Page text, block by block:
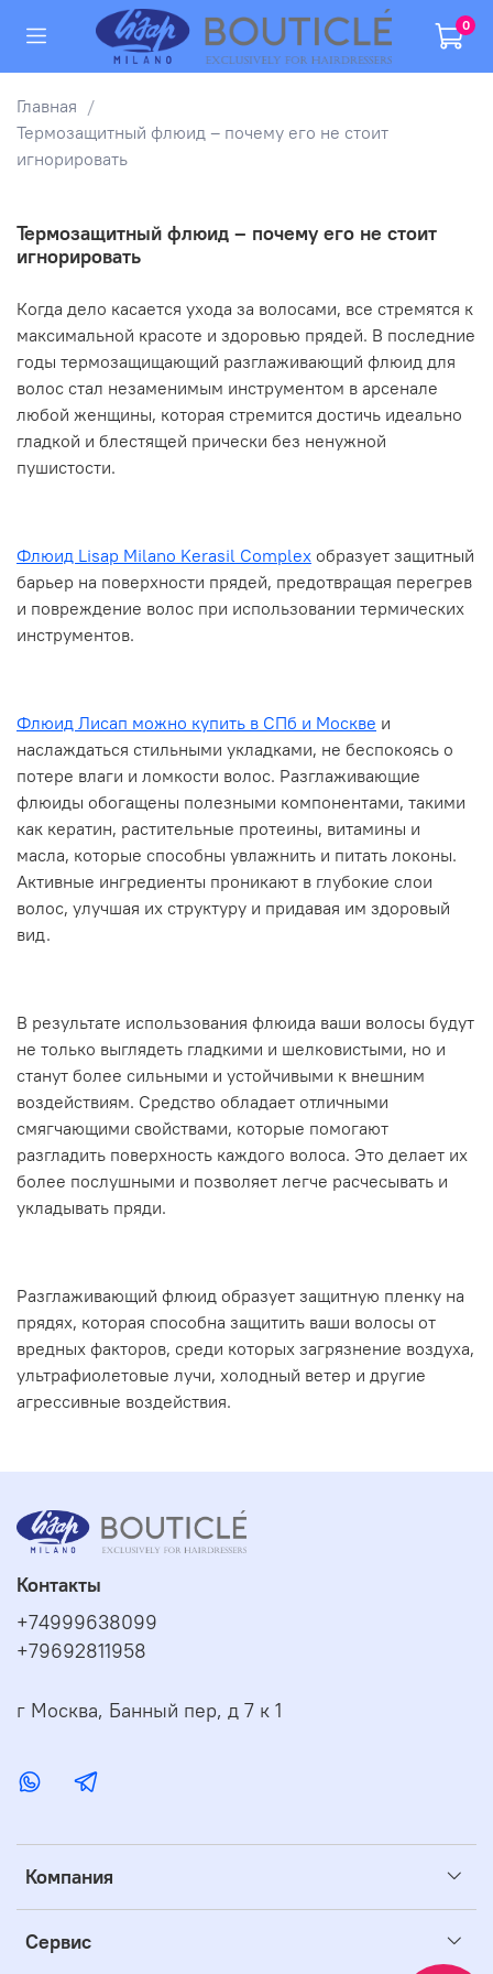
0
Главная
Термозащитный флюид – почему его не стоит
игнорировать
Термозащитный флюид – почему его не стоит
игнорировать
Когда дело касается ухода за волосами, все стремятся к
максимальной красоте и здоровью прядей. В последние
годы термозащищающий разглаживающий флюид для
волос стал незаменимым инструментом в арсенале
любой женщины, которая стремится достичь идеально
гладкой и блестящей прически без ненужной
пушистости.
Флюид Lisap Milano Kerasil Complex образует защитный
барьер на поверхности прядей, предотвращая перегрев
и повреждение волос при использовании термических
инструментов.
Флюид Лисап можно купить в СПб и Москве и
наслаждаться стильными укладками, не беспокоясь о
потере влаги и ломкости волос. Разглаживающие
флюиды обогащены полезными компонентами, такими
как кератин, растительные протеины, витамины и
масла, которые способны увлажнить и питать локоны.
Активные ингредиенты проникают в глубокие слои
волос, улучшая их структуру и придавая им здоровый
вид.
В результате использования флюида ваши волосы будут
не только выглядеть гладкими и шелковистыми, но и
станут более сильными и устойчивыми к внешним
воздействиям. Средство обладает отличными
смягчающими свойствами, которые помогают
разгладить поверхность каждого волоса. Это делает их
более послушными и позволяет легче расчесывать и
укладывать пряди.
Разглаживающий флюид образует защитную пленку на
прядях, которая способна защитить ваши волосы от
вредных факторов, среди которых загрязнение воздуха,
ультрафиолетовые лучи, холодный ветер и другие
агрессивные воздействия.
Компания
Сервис
Контакты
+74999638099
+79692811958
г Москва, Банный пер, д 7 к 1